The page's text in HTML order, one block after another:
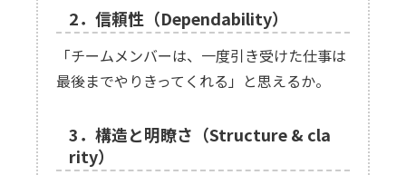
2．信頼性（Dependability）
「チームメンバーは、一度引き受けた仕事は
最後までやりきってくれる」と思えるか。
3．構造と明瞭さ（Structure & cla
rity）